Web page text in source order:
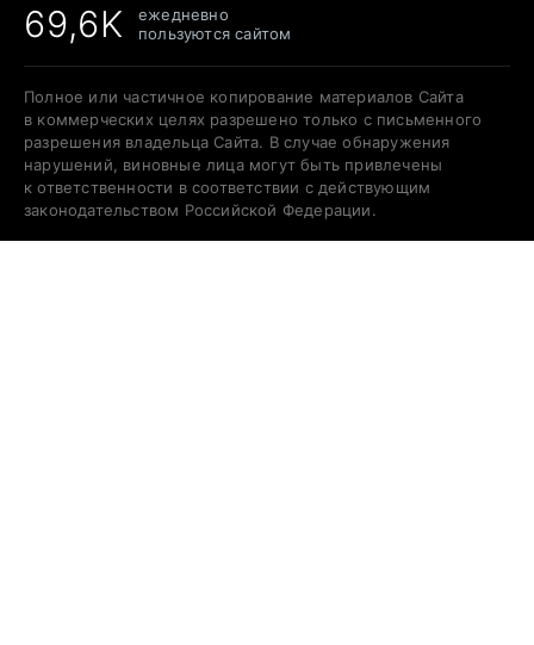
69,6K
ежедневно
пользуются сайтом
Полное или частичное копирование материалов Сайта
в коммерческих целях разрешено только с письменного
разрешения владельца Сайта. В случае обнаружения
нарушений, виновные лица могут быть привлечены
к ответственности в соответствии с действующим
законодательством Российской Федерации.